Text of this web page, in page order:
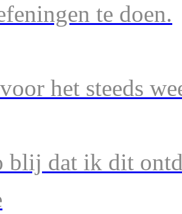
te doen.
het steeds
blij dat ik dit